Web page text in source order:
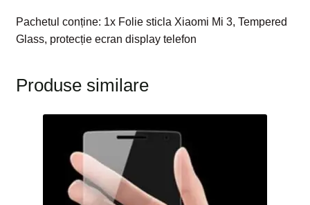
Pachetul conține: 1x Folie sticla Xiaomi Mi 3, Tempered
Glass, protecție ecran display telefon
Produse similare